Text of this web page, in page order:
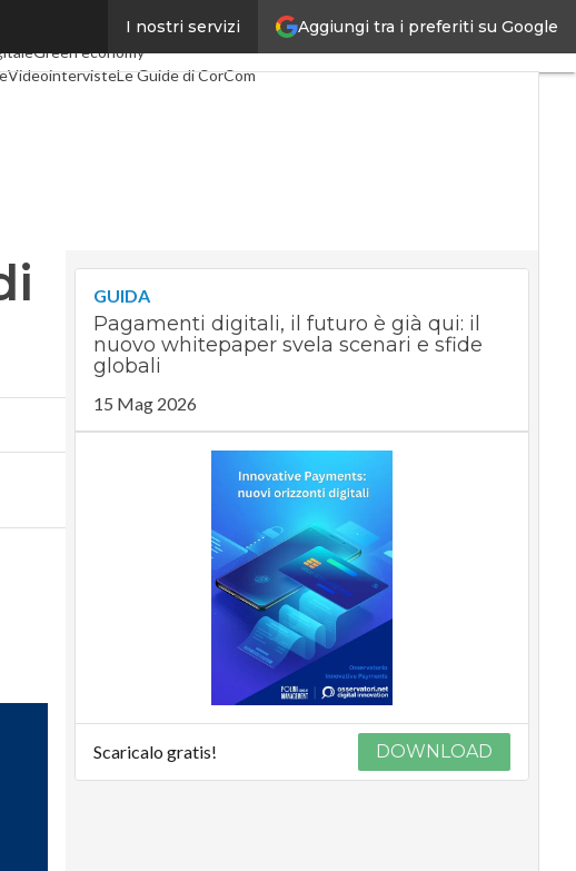
Aggiungi tra i preferiti su Google
I nostri servizi
Industria 4.0
Green economy
VideointervisteLe Guide di CorCom
GUIDA
Pagamenti digitali, il futuro è già qui: il
nuovo whitepaper svela scenari e sfide
globali
15 Mag 2026
Scaricalo gratis! DOWNLOAD